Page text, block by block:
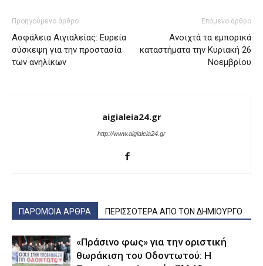
Προηγούμενο άρθρο
Ασφάλεια Αιγιαλείας: Ευρεία
σύσκεψη για την προστασία
των ανηλίκων
Επόμενο άρθρο
Ανοιχτά τα εμπορικά
καταστήματα την Κυριακή 26
Νοεμβρίου
aigialeia24.gr
http://www.aigialeia24.gr
ΠΑΡΟΜΟΙΑ ΑΡΘΡΑ ΠΕΡΙΣΣΟΤΕΡΑ ΑΠΟ ΤΟΝ ΔΗΜΙΟΥΡΓΟ
«Πράσινο φως» για την οριστική
θωράκιση του Οδοντωτού: Η